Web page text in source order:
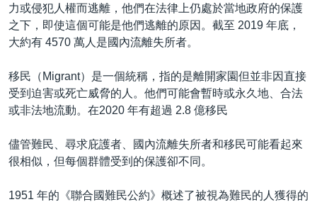
力或侵犯人權而逃離，他們在法律上仍處於當地政府的保護
之下，即使這個可能是他們逃離的原因。截至 2019 年底，
大約有 4570 萬人是國內流離失所者。
移民（Migrant）是一個統稱，指的是離開家園但並非因直接
受到迫害或死亡威脅的人。他們可能會暫時或永久地、合法
或非法地流動。在2020 年有超過 2.8 億移民
儘管難民、尋求庇護者、國內流離失所者和移民可能看起來
很相似，但每個群體受到的保護卻不同。
1951 年的《聯合國難民公約》概述了被視為難民的人獲得的